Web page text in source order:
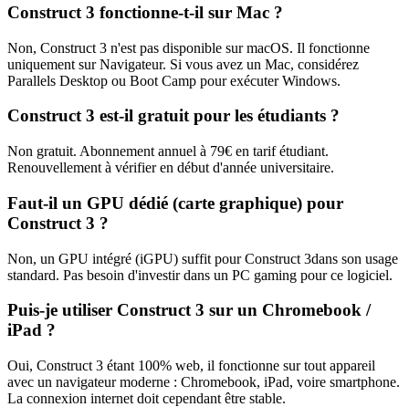
Construct 3 fonctionne-t-il sur Mac ?
Non, Construct 3 n'est pas disponible sur macOS. Il fonctionne
uniquement sur Navigateur. Si vous avez un Mac, considérez
Parallels Desktop ou Boot Camp pour exécuter Windows.
Construct 3 est-il gratuit pour les étudiants ?
Non gratuit. Abonnement annuel à 79€ en tarif étudiant.
Renouvellement à vérifier en début d'année universitaire.
Faut-il un GPU dédié (carte graphique) pour
Construct 3 ?
Non, un GPU intégré (iGPU) suffit pourConstruct 3dans son usage
standard. Pas besoin d'investir dans un PC gaming pour ce logiciel.
Puis-je utiliser Construct 3 sur un Chromebook /
iPad ?
Oui, Construct 3 étant 100% web, il fonctionne sur tout appareil
avec un navigateur moderne : Chromebook, iPad, voire smartphone.
La connexion internet doit cependant être stable.